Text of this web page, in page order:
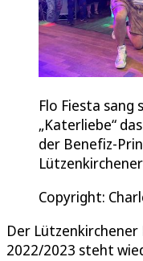
Flo Fiesta sang
„Katerliebe“
der Benefiz-
Copyright:
Der Lützenkirchener
2022/2023 steht